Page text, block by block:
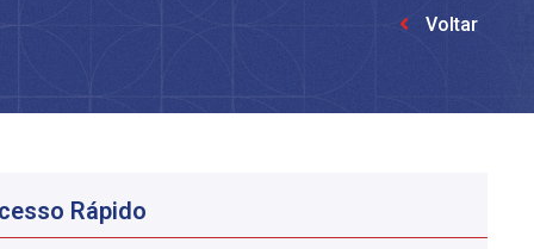
Voltar
Rápido